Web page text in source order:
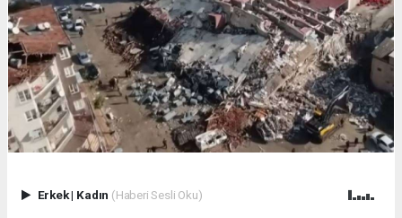
Erkek| Kadın (Haberi Sesli Oku)